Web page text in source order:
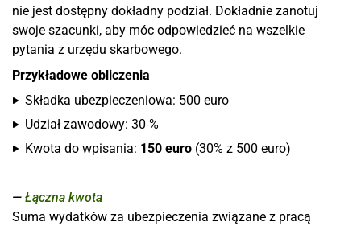
nie jest dostępny dokładny podział. Dokładnie zanotuj
swoje szacunki, aby móc odpowiedzieć na wszelkie
pytania z urzędu skarbowego.
Przykładowe obliczenia
Składka ubezpieczeniowa: 500 euro
Udział zawodowy: 30 %
Kwota do wpisania: 150 euro (30% z 500 euro)
Łączna kwota
Suma wydatków za ubezpieczenia związane z pracą